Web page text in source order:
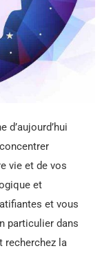
d’aujourd’hui
vie et de vos
et
et vous
particulier dans
recherchez la